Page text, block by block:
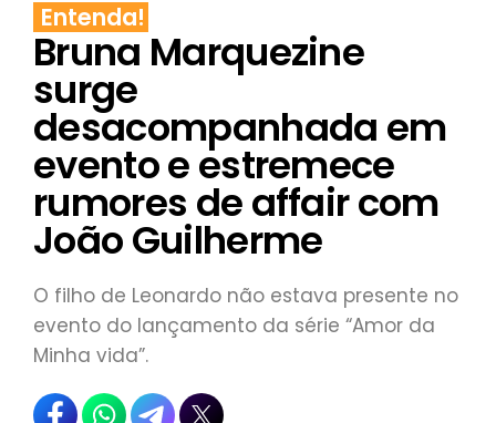
Entenda!
Bruna Marquezine
surge
desacompanhada em
evento e estremece
rumores de affair com
João Guilherme
O filho de Leonardo não estava presente no
evento do lançamento da série “Amor da
Minha vida”.